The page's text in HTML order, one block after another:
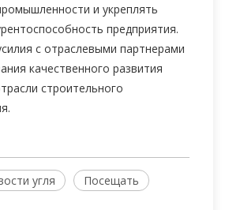
и укреплять
предприятия.
с отраслевыми партнерами
качественного развития
строительного
угля
Посещать